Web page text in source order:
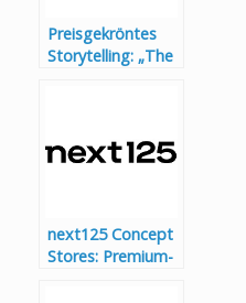
Preisgekröntes
Storytelling: „The
Expertenjury
next125 Concept
Stores: Premium-